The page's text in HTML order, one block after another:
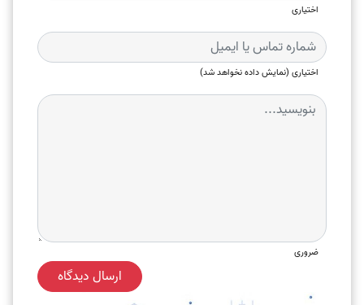
اختیاری
اختیاری (نمایش داده نخواهد شد)
ضروری
ارسال دیدگاه